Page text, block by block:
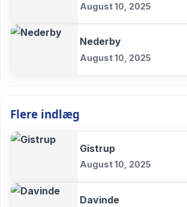
August 10, 2025
Nederby
August 10, 2025
Flere indlæg
Gistrup
August 10, 2025
Davinde